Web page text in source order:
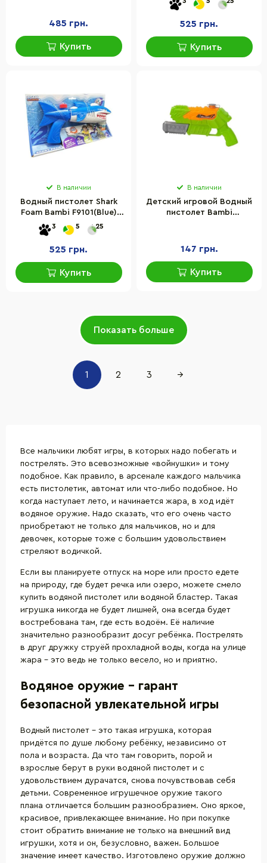
485 грн.
Купить
дальность 4-5 метров
525 грн.
Купить
В наличии
Водный пистолет Shark
Foam Bambi F9101(Blue)
стреляет пеной,
дальность 4-5 метров
3 5 25
525 грн.
Купить
В наличии
Детский игровой Водный
пистолет Bambi
147 грн.
Купить
Показать больше
1 2 3 →
Все мальчики любят игры, в которых надо побегать и
пострелять. Это всевозможные «войнушки» и тому
подобное. Как правило, в арсенале каждого мальчика
есть пистолетик, автомат или что-либо подобное. Но
когда наступает лето, и начинается жара, в ход идёт
водяное оружие. Надо сказать, что его очень часто
приобретают не только для мальчиков, но и для
девочек, которые тоже с большим удовольствием
стреляют водичкой.
Если вы планируете отпуск на море или просто едете
на природу, где будет речка или озеро, можете смело
купить водяной пистолет или водяной бластер. Такая
игрушка никогда не будет лишней, она всегда будет
востребована там, где есть водоём. Её наличие
значительно разнообразит досуг ребёнка. Пострелять
в друг дружку струёй прохладной воды, когда на улице
жара – это ведь не только весело, но и приятно.
Водяное оружие - гарант
безопасной увлекательной игры
Водный пистолет – это такая игрушка, которая
придётся по душе любому ребёнку, независимо от
пола и возраста. Да что там говорить, порой и
взрослые берут в руки водяной пистолет и с
удовольствием дурачатся, снова почувствовав себя
детьми. Современное игрушечное оружие такого
плана отличается большим разнообразием. Оно яркое,
красивое, привлекающее внимание. Но при покупке
стоит обратить внимание не только на внешний вид
игрушки, хотя и он, безусловно, важен. Большое
значение имеет качество. Изготовлено оружие должно